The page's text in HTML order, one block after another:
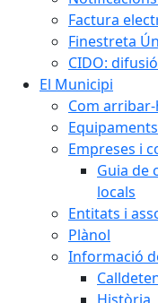
Factura
Finestreta
CIDO:
El Municipi
Com
Equipaments
Empreses i
Guia de
locals
Entitats i
Plànol
Informació